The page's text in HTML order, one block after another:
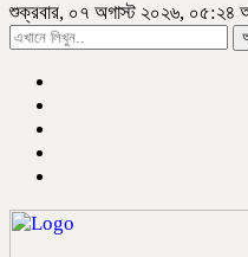
শুক্রবার, ০৭ অগাস্ট ২০২৬, ০৫:২৪